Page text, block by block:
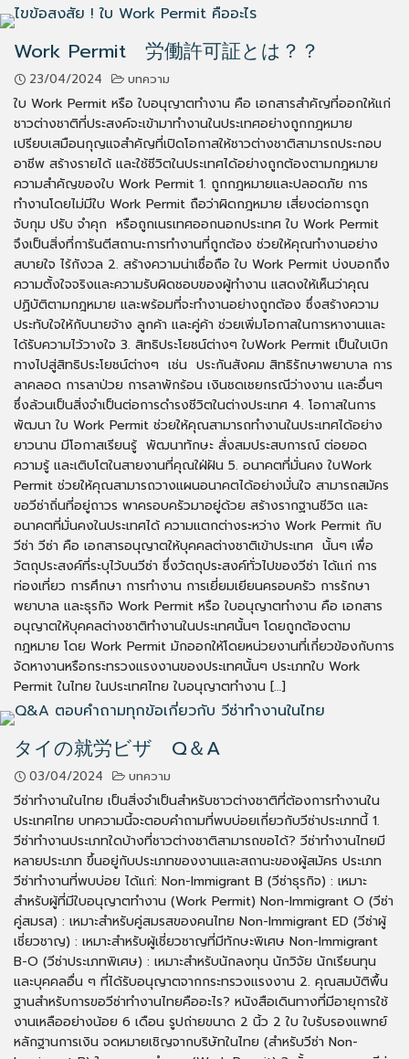
Work Permit 労働許可証とは？？
23/04/2024 บทความ
ใบ Work Permit หรือ ใบอนุญาตทำงาน คือ เอกสารสำคัญที่ออกให้แก่
ชาวต่างชาติที่ประสงค์จะเข้ามาทำงานในประเทศอย่างถูกกฎหมาย
เปรียบเสมือนกุญแจสำคัญที่เปิดโอกาสให้ชาวต่างชาติสามารถประกอบ
อาชีพ สร้างรายได้ และใช้ชีวิตในประเทศได้อย่างถูกต้องตามกฎหมาย
ความสำคัญของใบ Work Permit 1. ถูกกฎหมายและปลอดภัย การ
ทำงานโดยไม่มีใบ Work Permit ถือว่าผิดกฎหมาย เสี่ยงต่อการถูก
จับกุม ปรับ จำคุก หรือถูกเนรเทศออกนอกประเทศ ใบ Work Permit
จึงเป็นสิ่งที่การันตีสถานะการทำงานที่ถูกต้อง ช่วยให้คุณทำงานอย่าง
สบายใจ ไร้กังวล 2. สร้างความน่าเชื่อถือ ใบ Work Permit บ่งบอกถึง
ความตั้งใจจริงและความรับผิดชอบของผู้ทำงาน แสดงให้เห็นว่าคุณ
ปฏิบัติตามกฎหมาย และพร้อมที่จะทำงานอย่างถูกต้อง ซึ่งสร้างความ
ประทับใจให้กับนายจ้าง ลูกค้า และคู่ค้า ช่วยเพิ่มโอกาสในการหางานและ
ได้รับความไว้วางใจ 3. สิทธิประโยชน์ต่างๆ ใบWork Permit เป็นใบเบิก
ทางไปสู่สิทธิประโยชน์ต่างๆ เช่น ประกันสังคม สิทธิรักษาพยาบาล การ
ลาคลอด การลาป่วย การลาพักร้อน เงินชดเชยกรณีว่างงาน และอื่นๆ
ซึ่งล้วนเป็นสิ่งจำเป็นต่อการดำรงชีวิตในต่างประเทศ 4. โอกาสในการ
พัฒนา ใบ Work Permit ช่วยให้คุณสามารถทำงานในประเทศได้อย่าง
ยาวนาน มีโอกาสเรียนรู้ พัฒนาทักษะ สั่งสมประสบการณ์ ต่อยอด
ความรู้ และเติบโตในสายงานที่คุณใฝ่ฝัน 5. อนาคตที่มั่นคง ใบWork
Permit ช่วยให้คุณสามารถวางแผนอนาคตได้อย่างมั่นใจ สามารถสมัคร
ขอวีซ่าถิ่นที่อยู่ถาวร พาครอบครัวมาอยู่ด้วย สร้างรากฐานชีวิต และ
อนาคตที่มั่นคงในประเทศได้ ความแตกต่างระหว่าง Work Permit กับ
วีซ่า วีซ่า คือ เอกสารอนุญาตให้บุคคลต่างชาติเข้าประเทศ นั้นๆ เพื่อ
วัตถุประสงค์ที่ระบุไว้บนวีซ่า ซึ่งวัตถุประสงค์ทั่วไปของวีซ่า ได้แก่ การ
ท่องเที่ยว การศึกษา การทำงาน การเยี่ยมเยียนครอบครัว การรักษา
พยาบาล และธุรกิจ Work Permit หรือ ใบอนุญาตทำงาน คือ เอกสาร
อนุญาตให้บุคคลต่างชาติทำงานในประเทศนั้นๆ โดยถูกต้องตาม
กฎหมาย โดย Work Permit มักออกให้โดยหน่วยงานที่เกี่ยวข้องกับการ
จัดหางานหรือกระทรวงแรงงานของประเทศนั้นๆ ประเภทใบ Work
Permit ในไทย ในประเทศไทย ใบอนุญาตทำงาน […]
タイの就労ビザ Q＆A
03/04/2024 บทความ
วีซ่าทำงานในไทย เป็นสิ่งจำเป็นสำหรับชาวต่างชาติที่ต้องการทำงานใน
ประเทศไทย บทความนี้จะตอบคำถามที่พบบ่อยเกี่ยวกับวีซ่าประเภทนี้ 1.
วีซ่าทำงานประเภทใดบ้างที่ชาวต่างชาติสามารถขอได้? วีซ่าทำงานไทยมี
หลายประเภท ขึ้นอยู่กับประเภทของงานและสถานะของผู้สมัคร ประเภท
วีซ่าทำงานที่พบบ่อย ได้แก่: Non-Immigrant B (วีซ่าธุรกิจ) : เหมาะ
สำหรับผู้ที่มีใบอนุญาตทำงาน (Work Permit) Non-Immigrant O (วีซ่า
คู่สมรส) : เหมาะสำหรับคู่สมรสของคนไทย Non-Immigrant ED (วีซ่าผู้
เชี่ยวชาญ) : เหมาะสำหรับผู้เชี่ยวชาญที่มีทักษะพิเศษ Non-Immigrant
B-O (วีซ่าประเภทพิเศษ) : เหมาะสำหรับนักลงทุน นักวิจัย นักเรียนทุน
และบุคคลอื่น ๆ ที่ได้รับอนุญาตจากกระทรวงแรงงาน 2. คุณสมบัติพื้น
ฐานสำหรับการขอวีซ่าทำงานไทยคืออะไร? หนังสือเดินทางที่มีอายุการใช้
งานเหลืออย่างน้อย 6 เดือน รูปถ่ายขนาด 2 นิ้ว 2 ใบ ใบรับรองแพทย์
หลักฐานการเงิน จดหมายเชิญจากบริษัทในไทย (สำหรับวีซ่า Non-